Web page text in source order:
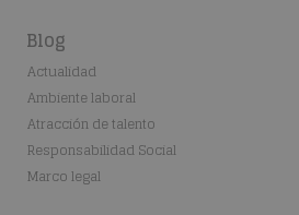
Blog
Actualidad
Ambiente laboral
Atracción de talento
Responsabilidad Social
Marco legal